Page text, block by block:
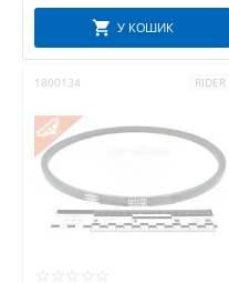
У КОШИК
1800134 RIDER